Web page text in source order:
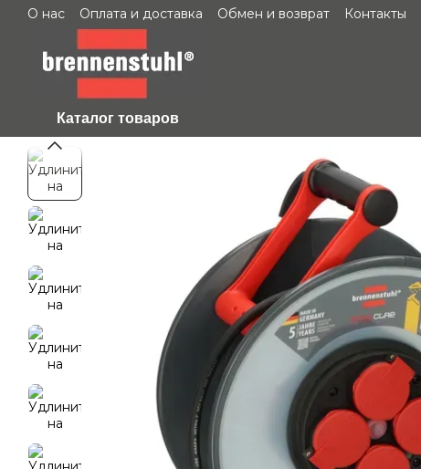
Перейти к основному контенту
О нас Оплата и доставка Обмен и возврат Контакты
Каталог товаров